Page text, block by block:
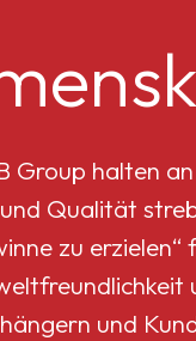
Group halten
Qualität
zu
und